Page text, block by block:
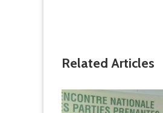
Related Articles